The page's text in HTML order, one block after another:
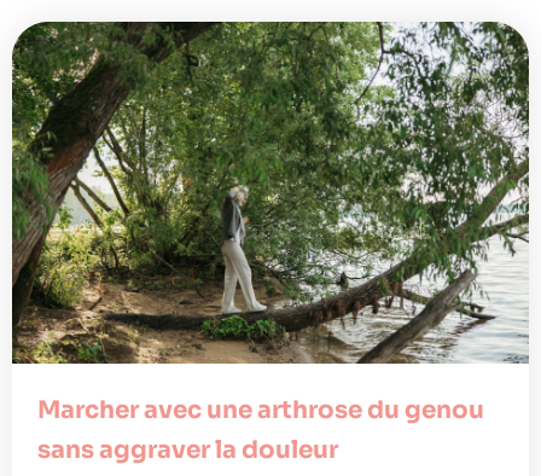
Marcher avec une arthrose du genou
sans aggraver la douleur